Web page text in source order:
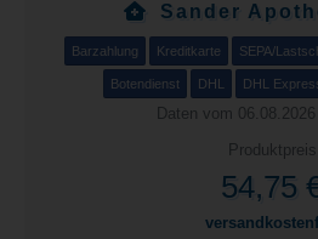
Sander
Barzahlung Kreditkarte SEPA/
Botendienst DHL DHL
Daten vom
Produktpreis
54,75